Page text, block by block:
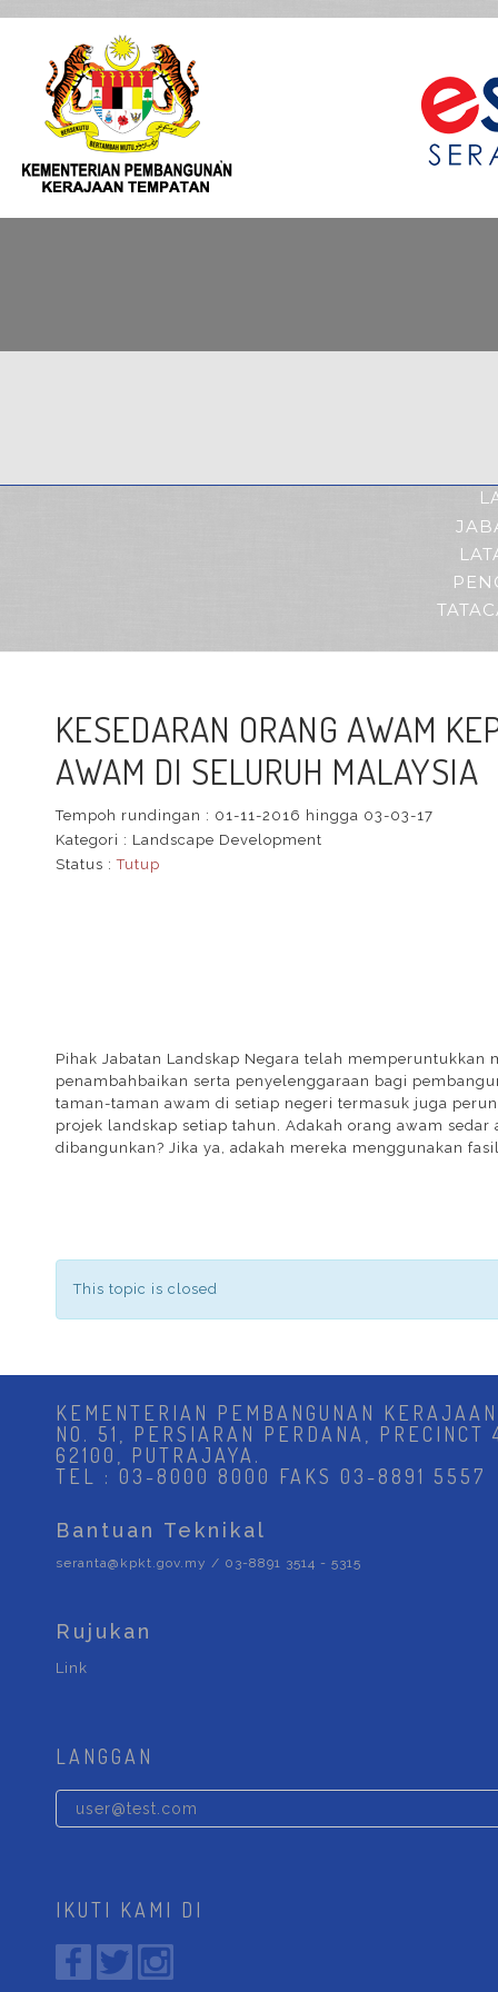
KESEDARAN ORANG AWAM
AWAM DI SELURUH MALAYSIA
Tempoh rundingan : 01-11-2016 hingga 03-03-17
Kategori : Landscape Development
Status :Tutup
Pihak Jabatan Landskap Negara telah
penambahbaikan serta penyelenggaraan bagi
taman-taman awam di setiap negeri termasuk juga
projek landskap setiap tahun. Adakah orang awam
dibangunkan? Jika ya, adakah mereka menggunakan
This topic is closed
KEMENTERIAN PEMBANGUNAN
NO. 51, PERSIARAN PERDANA, PRECINCT
62100, PUTRAJAYA.
TEL : 03-8000 8000 FAKS 03-8891 5557
Bantuan Teknikal
seranta@kpkt.gov.my / 03-8891 3514 - 5315
Rujukan
Link
LANGGAN
IKUTI KAMI DI